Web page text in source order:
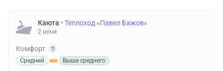
Каюта • Теплоход «Павел Бажов»
2 ночи
Комфорт
Средний Выше среднего